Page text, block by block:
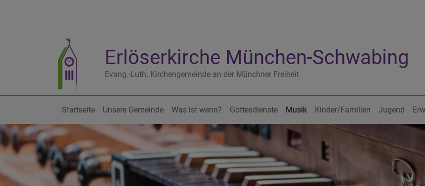
Erlöserkirche München-Schwabing
Evang.-Luth. Kirchengemeinde an der Münchner Freiheit
Hauptnavigation
Startseite Unsere Gemeinde Was ist wenn? Gottesdienste Musik Kinder/Familien Jugend